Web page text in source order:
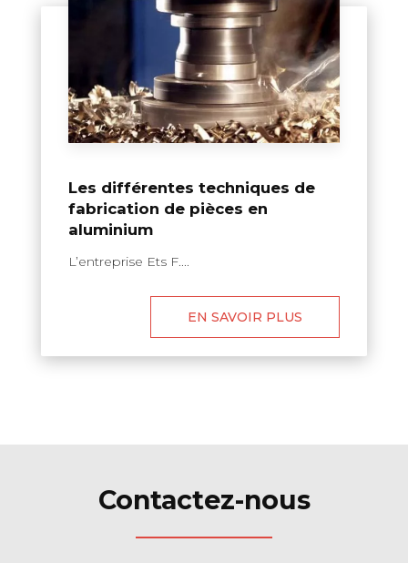
Les différentes techniques de
fabrication de pièces en
aluminium
L’entreprise Ets F....
EN SAVOIR PLUS
Contactez-nous